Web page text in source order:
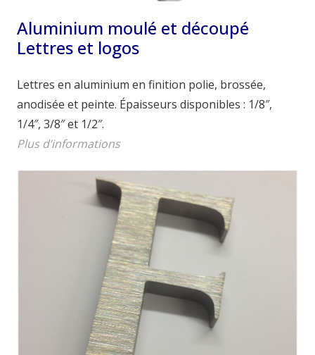
Aluminium moulé et découpé
Lettres et logos
Lettres en aluminium en finition polie, brossée,
anodisée et peinte. Épaisseurs disponibles : 1/8″,
1/4″, 3/8″ et 1/2″.
Plus d’informations